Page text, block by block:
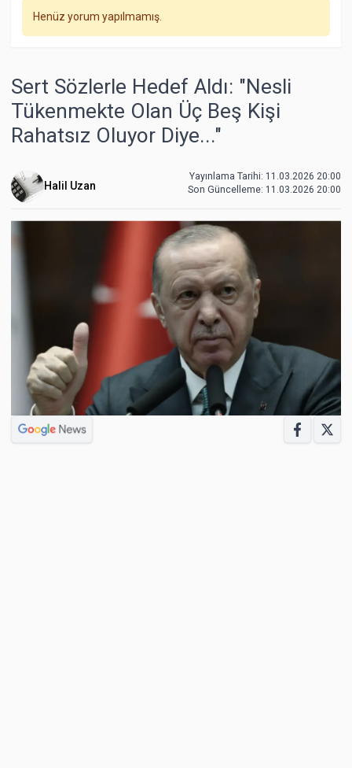
Henüz yorum yapılmamış.
Sert Sözlerle Hedef Aldı: "Nesli
Tükenmekte Olan Üç Beş Kişi
Rahatsız Oluyor Diye..."
Halil Uzan
Yayınlama Tarihi: 11.03.2026 20:00
Son Güncelleme: 11.03.2026 20:00